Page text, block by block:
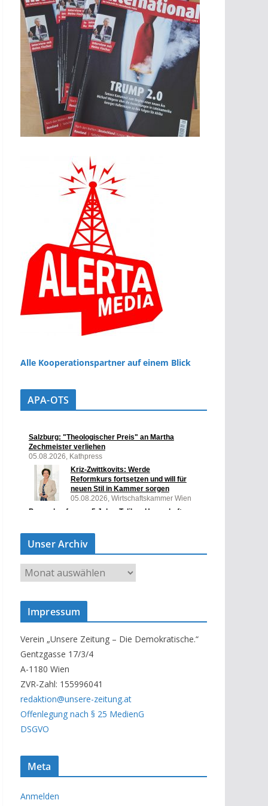
Alle Kooperationspartner auf einem Blick
APA-OTS
Unser Archiv
U
s
A
r
c
h
i
v
Impressum
Verein „Unsere Zeitung – Die Demokratische.“
Gentzgasse 17/3/4
A-1180 Wien
ZVR-Zahl: 155996041
redaktion@unsere-zeitung.at
Offenlegung nach § 25 MedienG
DSGVO
Meta
Anmelden